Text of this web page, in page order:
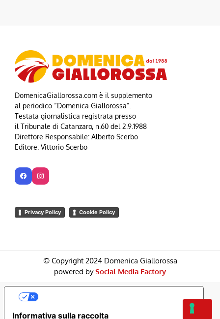
DomenicaGiallorossa.com è il supplemento
al periodico “Domenica Giallorossa”.
Testata giornalistica registrata presso
il Tribunale di Catanzaro, n.60 del 2.9.1988
Direttore Responsabile: Alberto Scerbo
Editore: Vittorio Scerbo
Privacy Policy Cookie Policy
© Copyright 2024 Domenica Giallorossa
powered bySocial Media Factory
Informativa sulla raccolta
Le Tue Preferenze Relative Alla Privacy